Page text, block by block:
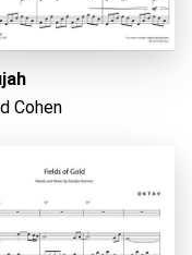
Cohen